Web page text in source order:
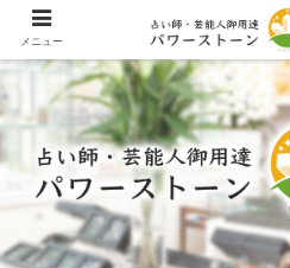
メニュー